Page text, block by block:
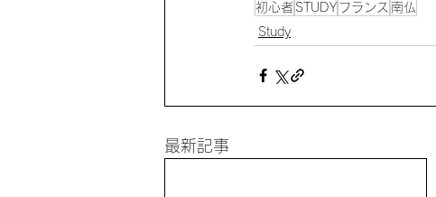
初心者 STUDY フランス 南仏
Study
最新記事